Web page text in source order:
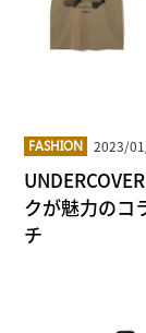
FASHION 2023/
クが魅力のコ
チ